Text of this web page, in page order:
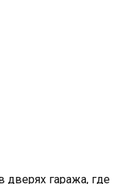
дверях гаража, где